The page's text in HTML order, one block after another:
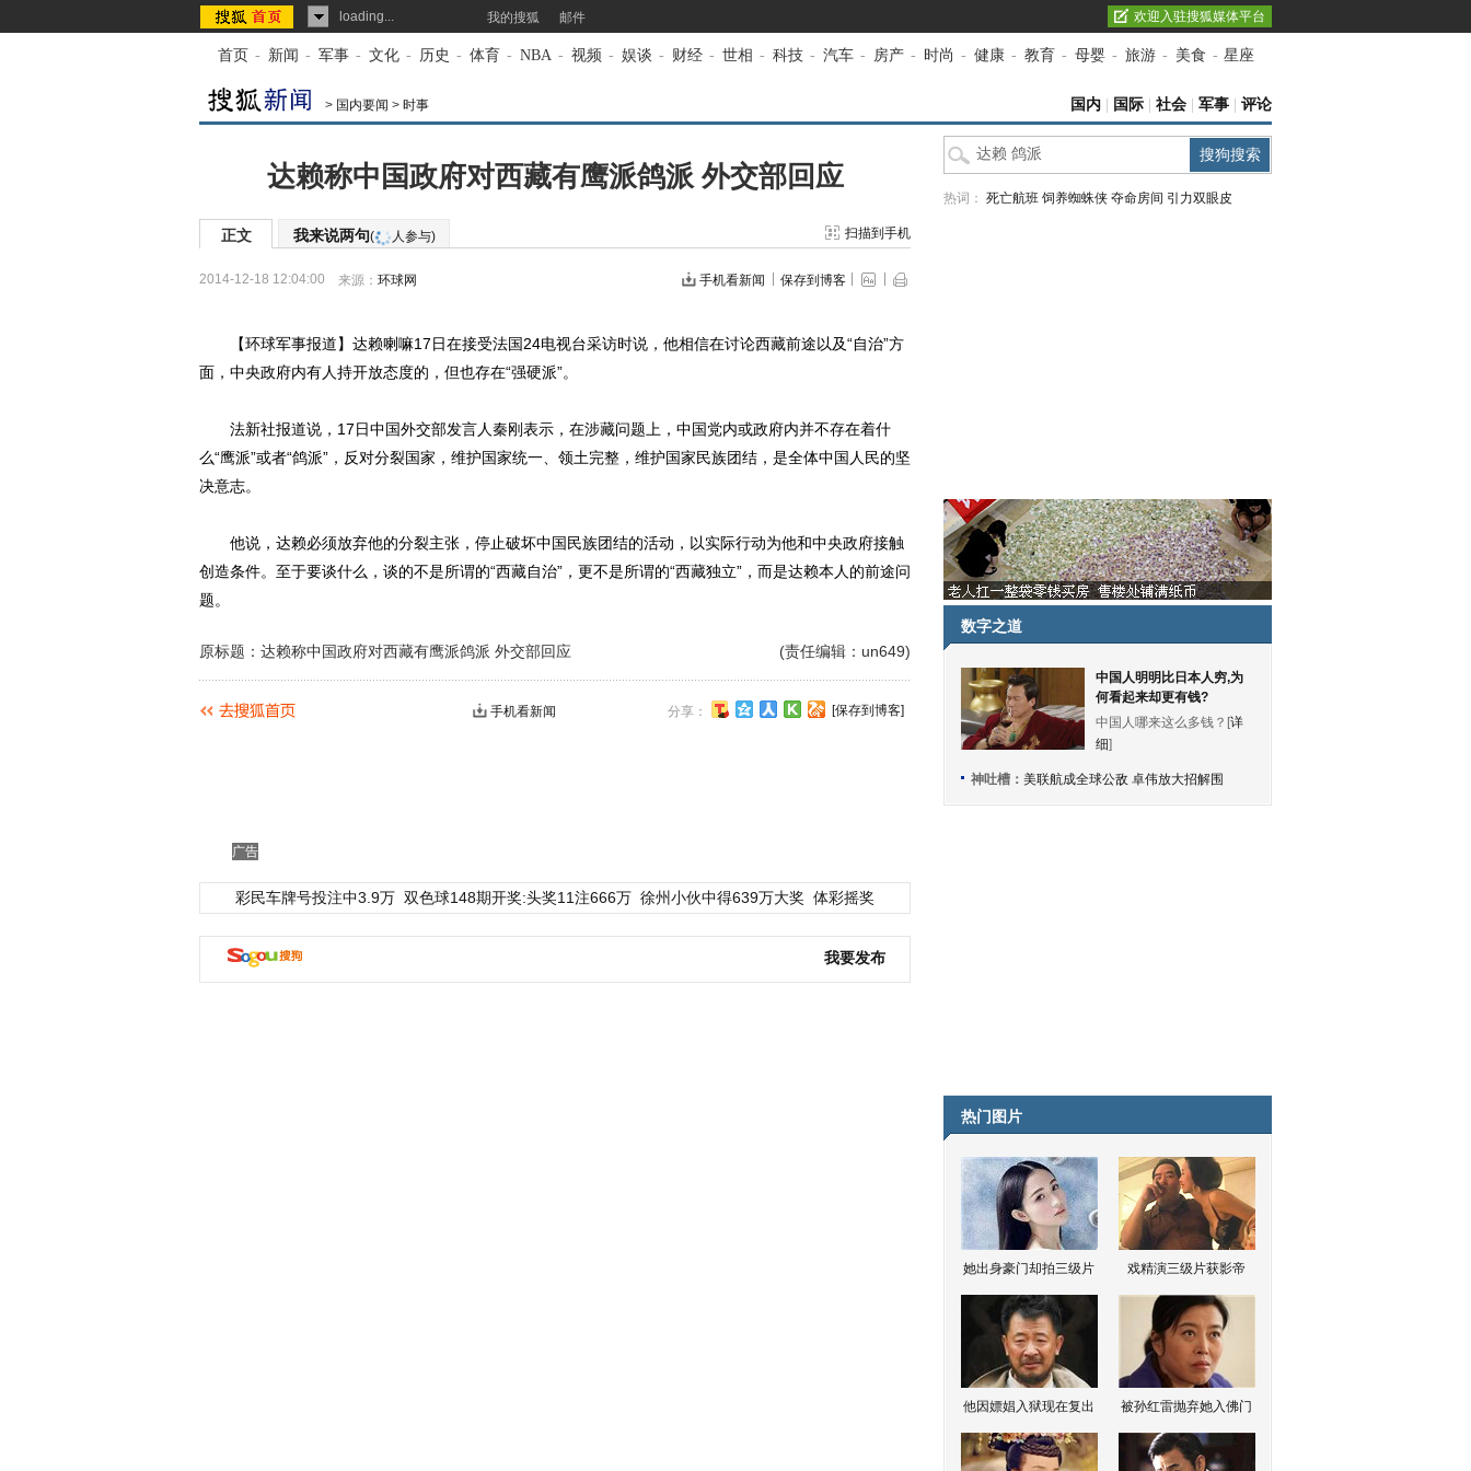
loading... 我的搜狐 邮件 欢迎入驻搜狐媒体平台
首页 - 新闻 - 军事 - 文化 - 历史 - 体育 - NBA - 视频 - 娱谈 - 财经 - 世相 - 科技 - 汽车 - 房产 - 时尚 - 健康 - 教育 - 母婴 - 旅游 - 美食 - 星座
> 国内要闻 > 时事 国内 国际 社会 军事 评论
达赖称中国政府对西藏有鹰派鸽派 外交部回应
正文 我来说两句( 人参与) 扫描到手机
2014-12-18 12:04:00 来源： 环球网 手机看新闻 保存到博客
【环球军事报道】达赖喇嘛17日在接受法国24电视台采访时说，他相信在讨论西藏前途以及“自治”方
面，中央政府内有人持开放态度的，但也存在“强硬派”。
法新社报道说，17日中国外交部发言人秦刚表示，在涉藏问题上，中国党内或政府内并不存在着什
么“鹰派”或者“鸽派”，反对分裂国家，维护国家统一、领土完整，维护国家民族团结，是全体中国人民的坚
决意志。
他说，达赖必须放弃他的分裂主张，停止破坏中国民族团结的活动，以实际行动为他和中央政府接触
创造条件。至于要谈什么，谈的不是所谓的“西藏自治”，更不是所谓的“西藏独立”，而是达赖本人的前途问
题。
(责任编辑：un649)
原标题：达赖称中国政府对西藏有鹰派鸽派 外交部回应
分享： [保存到博客]
手机看新闻
广告
彩民车牌号投注中3.9万 双色球148期开奖:头奖11注666万 徐州小伙中得639万大奖 体彩摇奖
我要发布
热词： 死亡航班 饲养蜘蛛侠 夺命房间 引力双眼皮
数字之道
中国人明明比日本人穷,为
何看起来却更有钱?
中国人哪来这么多钱？[详
细]
神吐槽： 美联航成全球公敌 卓伟放大招解围
热门图片
她出身豪门却拍三级片 戏精演三级片获影帝
他因嫖娼入狱现在复出 被孙红雷抛弃她入佛门